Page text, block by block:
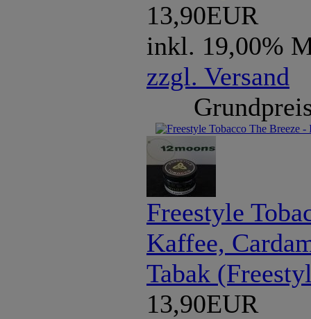
13,90EUR
inkl. 19,00%
zzgl. Versand
Freestyle
Kaffee,
Tabak
13,90EUR